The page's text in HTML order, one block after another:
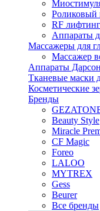
Роликовый
RF
Аппараты
Массажеры для
Массажер
Аппараты
Тканевые маски
Косметические
Бренды
Beauty Style
Miracle
CF Magic
Foreo
LALOO
MYTREX
Gess
Beurer
Все бренды